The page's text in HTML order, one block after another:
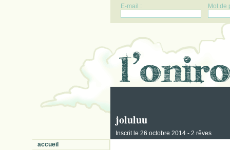
E-mail : Mot de
joluluu
Inscrit le 26 octobre 2014 - 2 rêves
accueil